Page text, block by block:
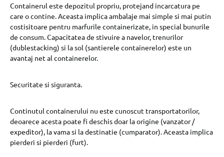
Containerul este depozitul propriu, protejand incarcatura pe
care o contine. Aceasta implica ambalaje mai simple si mai putin
costisitoare pentru marfurile containerizate, in special bunurile
de consum. Capacitatea de stivuire a navelor, trenurilor
(dublestacking) si la sol (santierele containerelor) este un
avantaj net al containerelor.
Securitate si siguranta.
Continutul containerului nu este cunoscut transportatorilor,
deoarece acesta poate fi deschis doar la origine (vanzator /
expeditor), la vama si la destinatie (cumparator). Aceasta implica
pierderi si pierderi (furt).